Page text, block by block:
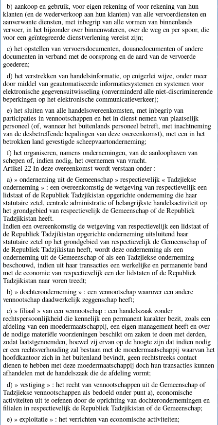
b) aankoop en gebruik, voor eigen rekening of voor rekening van hun
klanten (en de wederverkoop aan hun klanten) van alle vervoerdiensten en
aanverwante diensten, met inbegrip van alle vormen van binnenlands
vervoer, in het bijzonder over binnenwateren, over de weg en per spoor, die
voor een geïntegreerde dienstverlening vereist zijn;
c) het opstellen van vervoersdocumenten, douanedocumenten of andere
documenten in verband met de oorsprong en de aard van de vervoerde
goederen;
d) het verstrekken van handelsinformatie, op enigerlei wijze, onder meer
door middel van geautomatiseerde informatiesystemen en systemen voor
elektronische gegevensuitwisseling (onverminderd alle niet-discriminerende
beperkingen op het elektronische communicatieverkeer);
e) het sluiten van alle handelsovereenkomsten, met inbegrip van
participaties in vennootschappen en het in dienst nemen van plaatselijk
personeel (of, wanneer het buitenlands personeel betreft, met inachtneming
van de desbetreffende bepalingen van deze overeenkomst), met een in het
betrokken land gevestigde scheepvaartonderneming;
f) het organiseren, namens ondernemingen, van de aanloophaven van
schepen of, indien nodig, het overnemen van vracht.
Artikel 22 In deze overeenkomst wordt verstaan onder :
a) » onderneming uit de Gemeenschap » respectievelijk « Tadzjiekse
onderneming » : een overeenkomstig de wetgeving van respectievelijk een
lidstaat of de Republiek Tadzjikistan opgerichte onderneming die haar
statutaire zetel, centrale administratie of belangrijkste handelsactiviteit op
het grondgebied van respectievelijk de Gemeenschap of de Republiek
Tadzjikistan heeft.
Indien een overeenkomstig de wetgeving van respectievelijk een lidstaat of
de Republiek Tadzjikistan opgerichte onderneming uitsluitend haar
statutaire zetel op het grondgebied van respectievelijk de Gemeenschap of
de Republiek Tadzjikistan heeft, wordt deze onderneming als een
onderneming uit de Gemeenschap of als een Tadzjiekse onderneming
beschouwd, indien uit haar transacties een werkelijke en permanente band
met de economie van respectievelijk een der lidstaten of de Republiek
Tadzjikistan naar voren treedt;
b) » dochteronderneming » : een vennootschap waarover een andere
vennootschap daadwerkelijk zeggenschap heeft;
c) » filiaal » van een vennootschap : een handelszaak zonder
rechtspersoonlijkheid die kennelijk een permanent karakter bezit, zoals een
afdeling van een moedermaatschappij, een eigen management heeft en over
de nodige materiële voorzieningen beschikt om zaken te doen met derden,
zodat laatstgenoemden, hoewel zij ervan op de hoogte zijn dat indien nodig
er een rechtsverhouding zal bestaan met de moedermaatschappij waarvan het
hoofdkantoor zich in het buitenland bevindt, geen rechtstreeks contact
dienen te hebben met deze moedermaatschappij doch hun transacties kunnen
afhandelen met de handelszaak die de afdeling vormt;
d) » vestiging » : het recht van vennootschappen uit de Gemeenschap of
Tadzjiekse vennootschappen als bedoeld onder punt a), economische
activiteiten uit te oefenen door de oprichting van dochterondernemingen en
filialen in respectievelijk de Republiek Tadzjikistan of de Gemeenschap;
e) » exploitatie » : het verrichten van economische activiteiten;